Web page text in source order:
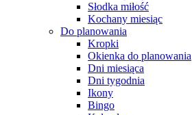
Słodka miłość
Kochany miesiąc
Do planowania
Kropki
Okienka do planowania
Dni miesiąca
Dni tygodnia
Ikony
Bingo